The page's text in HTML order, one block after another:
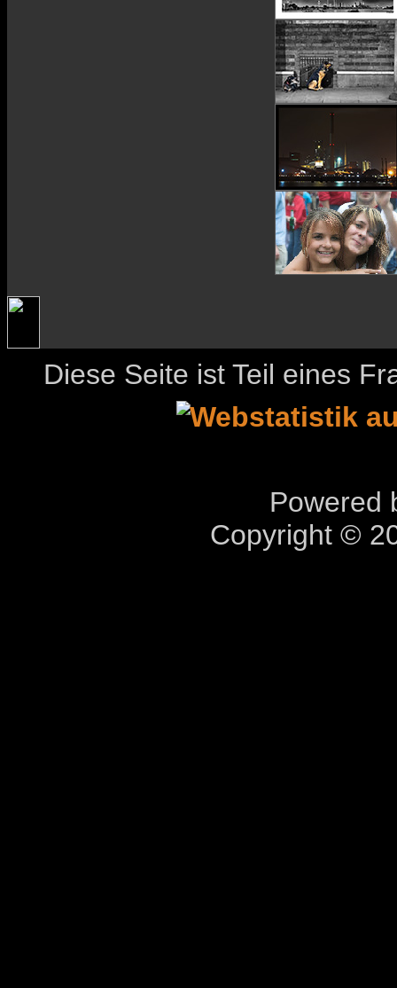
Diese Seite ist Teil eines
Powered
Copyright ©